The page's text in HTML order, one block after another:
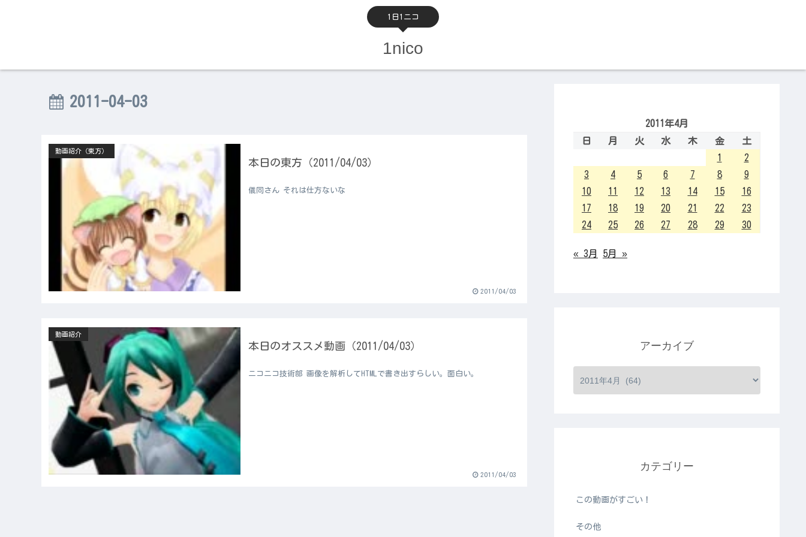
1日1ニコ
1nico
2011-04-03
動画紹介（東方）
本日の東方（2011/04/03）
儀同さん それは仕方ないな
2011/04/03
動画紹介
本日のオススメ動画（2011/04/03）
ニコニコ技術部 画像を解析してHTMLで書き出すらしい。面白い。
2011/04/03
2011年4月
日
月 火 水 木 金
土
1
2
3
4 5 6 7 8
9
10
11 12 13 14 15
16
17
18 19 20 21 22
23
24
25 26 27 28 29 30
« 3月 5月 »
アーカイブ
カテゴリー
この動画がすごい！
その他